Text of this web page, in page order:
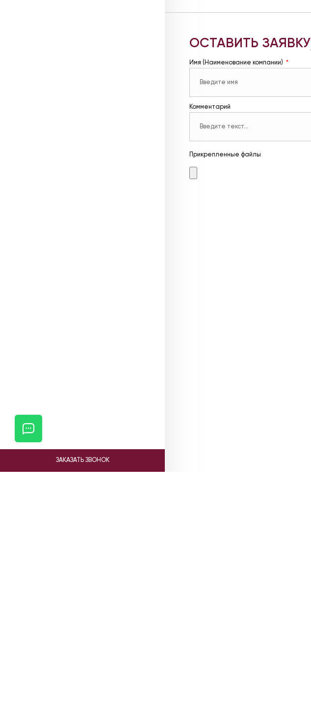
ЗАКАЗАТЬ ЗВОНОК
ОСТАВИТЬ ЗАЯВКУ
Имя (Наименование компании)
Комментарий
Прикрепленные файлы